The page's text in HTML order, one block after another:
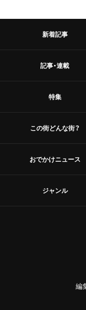
新着記事
記事・連載
特集
この街どんな街？
おでかけニュース
ジャンル
編